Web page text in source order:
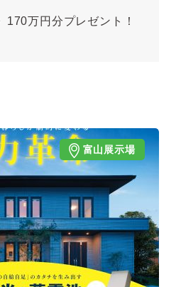
170万円分プレゼント！
富山展示場